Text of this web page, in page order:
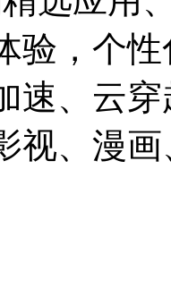
验，个
速、云
视、漫